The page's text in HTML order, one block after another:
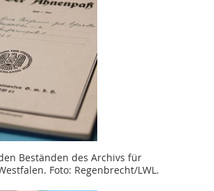
Beständen des Archivs für
Foto: Regenbrecht/LWL.